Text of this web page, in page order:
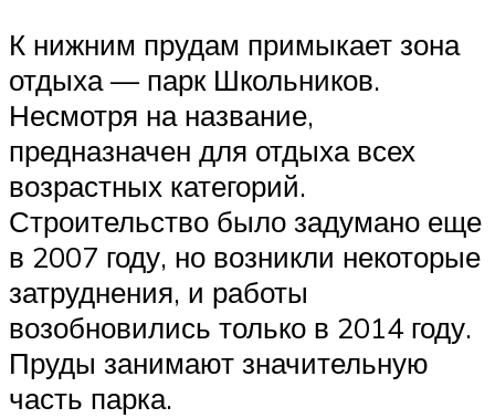
К нижним прудам примыкает зона
отдыха — парк Школьников.
Несмотря на название,
предназначен для отдыха всех
возрастных категорий.
Строительство было задумано еще
в 2007 году, но возникли некоторые
затруднения, и работы
возобновились только в 2014 году.
Пруды занимают значительную
часть парка.